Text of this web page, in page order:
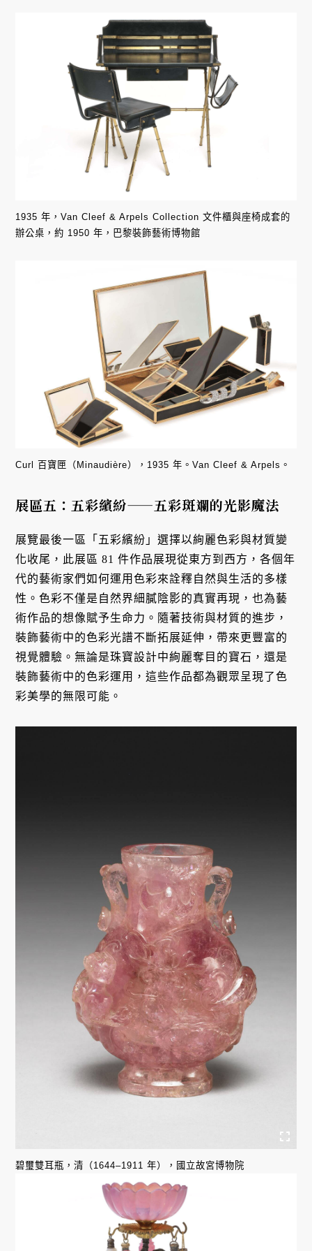
1935 年，Van Cleef & Arpels Collection 文件櫃與座椅成套的
辦公桌，約 1950 年，巴黎裝飾藝術博物館
Curl 百寶匣（Minaudière），1935 年。Van Cleef & Arpels。
展區五：五彩繽紛——五彩斑斕的光影魔法
展覽最後一區「五彩繽紛」選擇以絢麗色彩與材質變
化收尾，此展區 81 件作品展現從東方到西方，各個年
代的藝術家們如何運用色彩來詮釋自然與生活的多樣
性。色彩不僅是自然界細膩陰影的真實再現，也為藝
術作品的想像賦予生命力。隨著技術與材質的進步，
裝飾藝術中的色彩光譜不斷拓展延伸，帶來更豐富的
視覺體驗。無論是珠寶設計中絢麗奪目的寶石，還是
裝飾藝術中的色彩運用，這些作品都為觀眾呈現了色
彩美學的無限可能。
碧璽雙耳瓶，清（1644–1911 年），國立故宮博物院